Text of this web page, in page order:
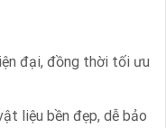
đại, đồng thời tối ưu
liệu bền đẹp, dễ bảo